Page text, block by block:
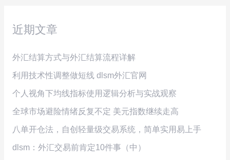
近期文章
外汇结算方式与外汇结算流程详解
利用技术性调整做短线 dlsm外汇官网
个人视角下均线指标使用逻辑分析与实战观察
全球市场避险情绪反复不定 美元指数继续走高
八单开仓法，自创轻量级交易系统，简单实用易上手
dlsm：外汇交易前肯定10件事（中）